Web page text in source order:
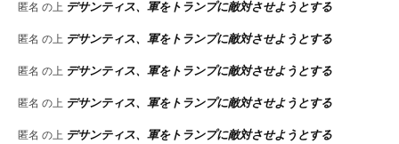
匿名 の上 デサンティス、軍をトランプに敵対させようとする
匿名 の上 デサンティス、軍をトランプに敵対させようとする
匿名 の上 デサンティス、軍をトランプに敵対させようとする
匿名 の上 デサンティス、軍をトランプに敵対させようとする
匿名 の上 デサンティス、軍をトランプに敵対させようとする